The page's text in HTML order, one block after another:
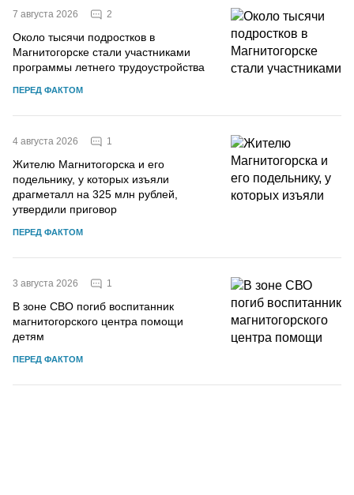
7 августа 2026 2
Около тысячи подростков в
Магнитогорске стали участниками
программы летнего трудоустройства
ПЕРЕД ФАКТОМ
4 августа 2026 1
Жителю Магнитогорска и его
подельнику, у которых изъяли
драгметалл на 325 млн рублей,
утвердили приговор
ПЕРЕД ФАКТОМ
3 августа 2026 1
В зоне СВО погиб воспитанник
магнитогорского центра помощи
детям
ПЕРЕД ФАКТОМ